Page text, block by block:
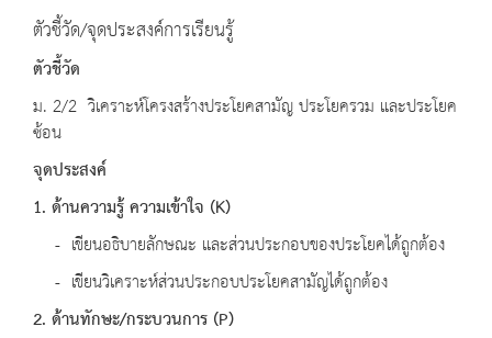
ตัวชี้วัด/จุดประสงค์การเรียนรู้
ตัวชี้วัด
ม. 2/2 วิเคราะห์โครงสร้างประโยคสามัญ ประโยครวม และประโยค
ซ้อน
จุดประสงค์
1. ด้านความรู้ ความเข้าใจ (K)
- เขียนอธิบายลักษณะ และส่วนประกอบของประโยคได้ถูกต้อง
- เขียนวิเคราะห์ส่วนประกอบประโยคสามัญได้ถูกต้อง
2. ด้านทักษะ/กระบวนการ (P)